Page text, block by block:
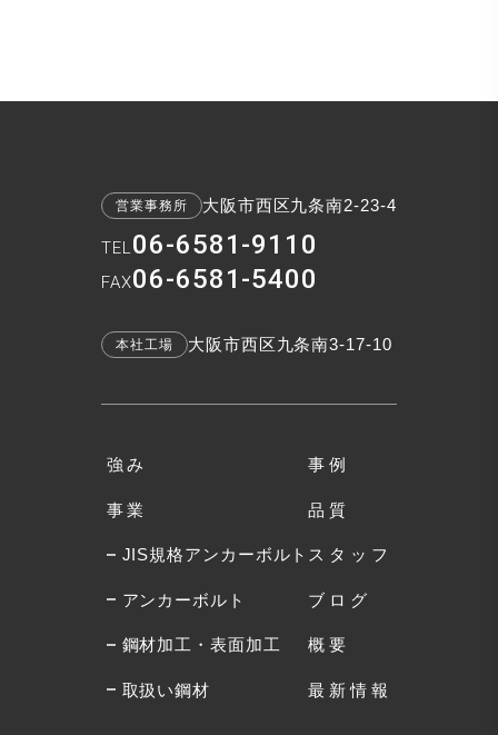
営業事務所 大阪市西区九条南2-23-4
TEL06-6581-9110
FAX06-6581-5400
本社工場 大阪市西区九条南3-17-10
強み
事業
JIS規格アンカーボルト
アンカーボルト
鋼材加工・表面加工
取扱い鋼材
事例
品質
スタッフ
ブログ
概要
最新情報